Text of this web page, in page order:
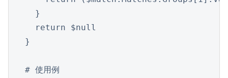
  }
  return $null
}
# 使用例